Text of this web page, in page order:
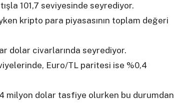
101,7 seviyesinde seyrediyor.
kripto para piyasasının toplam değeri
dolar civarlarında seyrediyor.
Euro/TL paritesi ise %0,4
milyon dolar tasfiye olurken bu durumdan